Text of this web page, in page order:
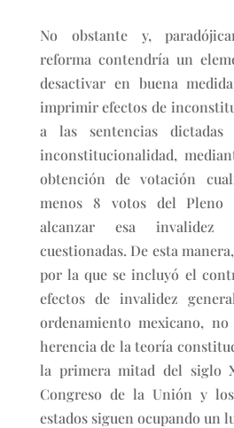
No obstante y,
reforma contendría un
desactivar en buena
imprimir efectos de
a las sentencias
inconstitucionalidad,
obtención de votación
menos 8 votos del
alcanzar esa
cuestionadas. De esta
por la que se incluyó el
efectos de invalidez
ordenamiento mexicano,
herencia de la teoría
la primera mitad del siglo
Congreso de la Unión y
estados siguen ocupando un